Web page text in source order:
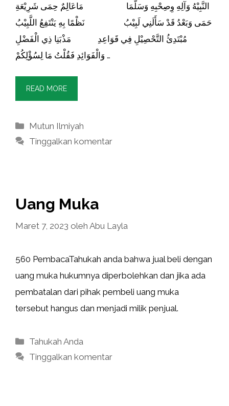
النَّبِيْهُ وَآلِهِ وِصِحْبِهِ وَسَلَّمَا مَاعَالِمٌ حِمَى شَرِيْعَةِ
حَمَى وَبَعْدُ قَدْ سَأَلَنِي لَبِيْبُ نَظْمًا بِهِ يَنْتَفِعُ اللَّبِيْبُ
مُبْتَدِئُ التَّحْصِيْلِ فِي قَوَاعِدِ مَذْبَنِا ذِي الْفَضْلِ
وَالْفَوَائِدِ فَقُلْتُ مَا لِسُؤْلِكُمْ …
READ MORE
Kategori
Mutun Ilmiyah
Tinggalkan komentar
Uang Muka
Maret 7, 2023 oleh Abu Layla
560 PembacaTahukah anda bahwa jual beli dengan
uang muka hukumnya diperbolehkan dan jika ada
pembatalan dari pihak pembeli uang muka
tersebut hangus dan menjadi milik penjual.
Kategori
Tahukah Anda
Tinggalkan komentar